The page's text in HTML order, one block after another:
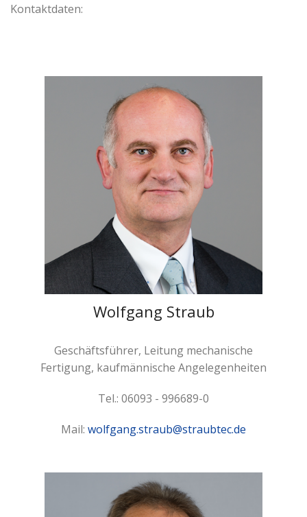
Kontaktdaten:
Wolfgang Straub
Geschäftsführer, Leitung mechanische
Fertigung, kaufmännische Angelegenheiten
Tel.: 06093 - 996689-0
Mail: wolfgang.straub@straubtec.de